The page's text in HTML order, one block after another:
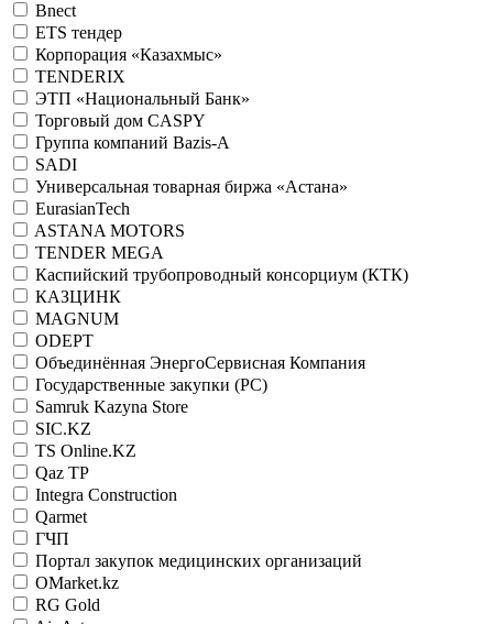
Bnect
ETS тендер
Корпорация «Казахмыс»
TENDERIX
ЭТП «Национальный Банк»
Торговый дом CASPY
Группа компаний Bazis-A
SADI
Универсальная товарная биржа «Астана»
EurasianTech
ASTANA MOTORS
TENDER MEGA
Каспийский трубопроводный консорциум (КТК)
КАЗЦИНК
MAGNUM
ODEPT
Объединённая ЭнергоСервисная Компания
Государственные закупки (РС)
Samruk Kazyna Store
SIC.KZ
TS Online.KZ
Qaz TP
Integra Construction
Qarmet
ГЧП
Портал закупок медицинских организаций
OMarket.kz
RG Gold